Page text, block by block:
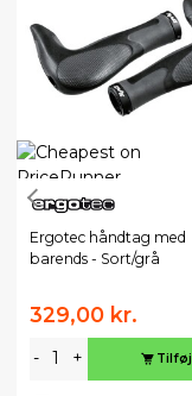
Ergotec håndtag med
barends - Sort/grå
329,00 kr.
- + Tilføj